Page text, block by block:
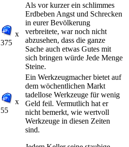
x
375
Als vor kurzer ein schlimmes
Erdbeben Angst und Schrecken
in eurer Bevölkerung
verbreitete, war noch nicht
abzusehen, dass die ganze
Sache auch etwas Gutes mit
sich bringen würde Jede Menge
Steine.
x
55
Ein Werkzeugmacher bietet auf
dem wöchentlichen Markt
tadellose Werkzeuge für wenig
Geld feil. Vermutlich hat er
nicht bemerkt, wie wertvoll
Werkzeuge in diesen Zeiten
sind.